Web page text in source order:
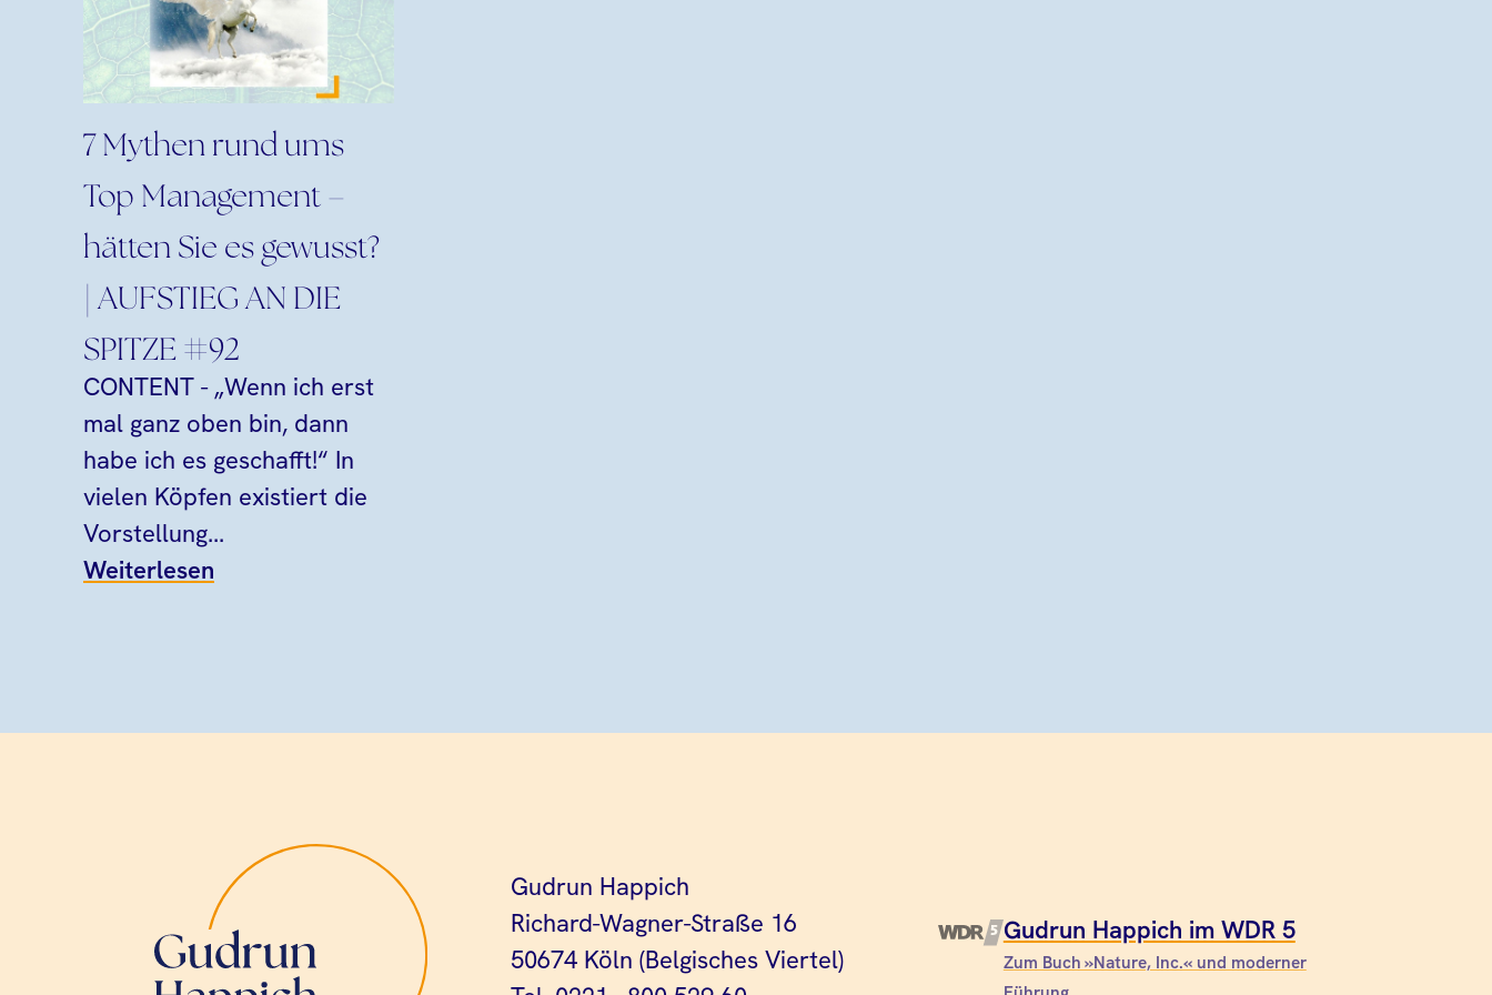
7 Mythen rund ums
Top Management –
hätten Sie es gewusst?
| AUFSTIEG AN DIE
SPITZE #92
CONTENT - „Wenn ich erst
mal ganz oben bin, dann
habe ich es geschafft!“ In
vielen Köpfen existiert die
Vorstellung...
Weiterlesen
Gudrun Happich
Richard-Wagner-Straße 16
50674 Köln (Belgisches Viertel)
Gudrun Happich im WDR 5
Zum Buch »Nature, Inc.« und moderner